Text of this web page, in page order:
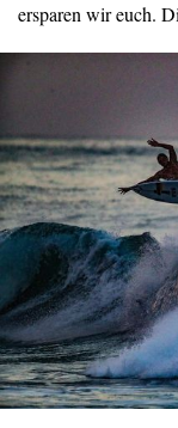
ersparen wir euch.